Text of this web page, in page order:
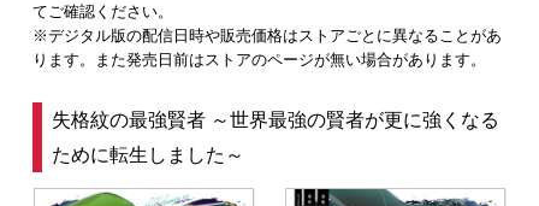
てご確認ください。
※デジタル版の配信日時や販売価格はストアごとに異なることがあ
ります。また発売日前はストアのページが無い場合があります。
失格紋の最強賢者 ～世界最強の賢者が更に強くなる
ために転生しました～